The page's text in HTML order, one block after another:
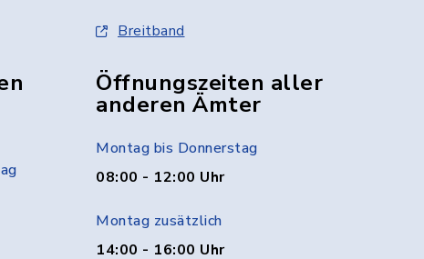
Breitband
Öffnungszeiten aller
anderen Ämter
Montag bis Donnerstag
08:00 - 12:00 Uhr
Montag zusätzlich
14:00 - 16:00 Uhr